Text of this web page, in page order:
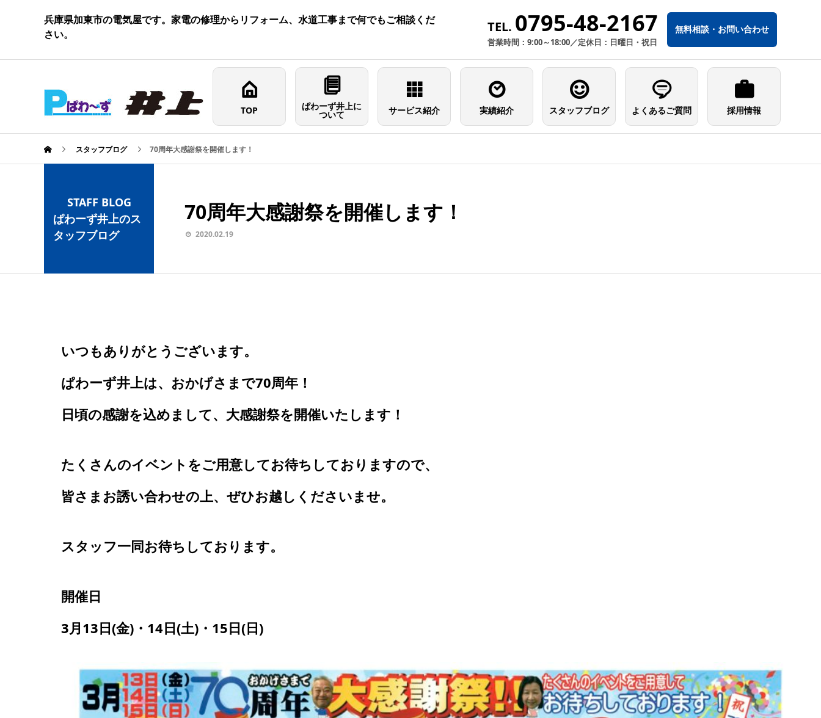
兵庫県加東市の電気屋です。家電の修理からリフォーム、水道工事まで何でもご相談くだ
さい。
TEL. 0795-48-2167
営業時間：9:00～18:00／定休日：日曜日・祝日
無料相談・お問い合わせ
TOP ぱわーず井上に
ついて サービス紹介 実績紹介 スタッフブログ よくあるご質問 採用情報
スタッフブログ 70周年大感謝祭を開催します！
STAFF BLOG
ぱわーず井上のス
タッフブログ
70周年大感謝祭を開催します！
2020.02.19
いつもありがとうございます。
ぱわーず井上は、おかげさまで70周年！
日頃の感謝を込めまして、大感謝祭を開催いたします！
たくさんのイベントをご用意してお待ちしておりますので、
皆さまお誘い合わせの上、ぜひお越しくださいませ。
スタッフ一同お待ちしております。
開催日
3月13日(金)・14日(土)・15日(日)